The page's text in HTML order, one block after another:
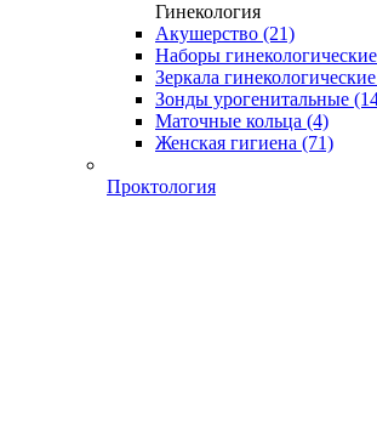
Гинекология
Акушерство (21)
Наборы гинекологические
Зеркала
Зонды урогенитальные
Маточные кольца (4)
Женская гигиена (71)
Проктология